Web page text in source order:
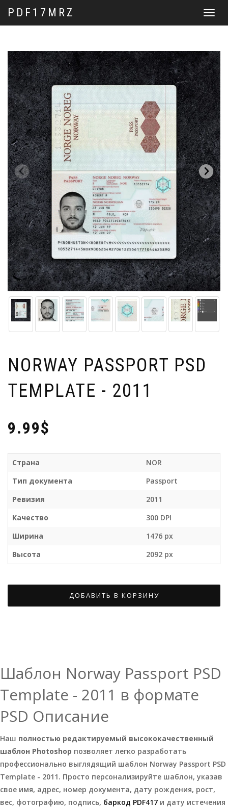
PDF17MRZ
NORWAY PASSPORT PSD
TEMPLATE - 2011
9.99$
Страна
NOR
Тип документа
Passport
Ревизия
2011
Качество
300 DPI
Ширина
1476 px
Высота
2092 px
ДОБАВИТЬ В КОРЗИНУ
Шаблон Norway Passport PSD
Template - 2011 в формате
PSD Описание
Наш полностью редактируемый высококачественный
шаблон Photoshop позволяет легко разработать
профессионально выглядящий шаблон Norway Passport PSD
Template - 2011. Просто персонализируйте шаблон, указав
свое имя, адрес, номер документа, дату рождения, рост,
вес, фотографию, подпись, баркод PDF417 и дату истечения